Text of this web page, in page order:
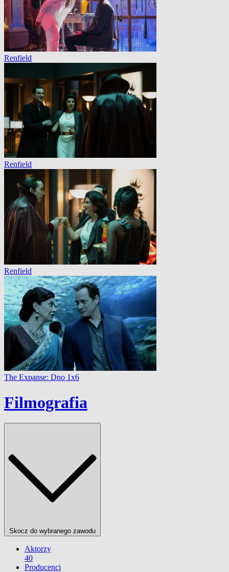
Renfield
Renfield
Renfield
The Expanse: Dno 1x6
Filmografia
Skocz do wybranego zawodu
Aktorzy
40
Producenci